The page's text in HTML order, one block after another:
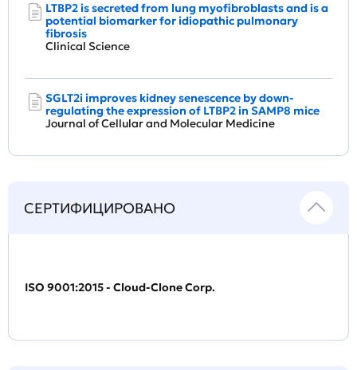
LTBP2 is secreted from lung myofibroblasts and is a
potential biomarker for idiopathic pulmonary
fibrosis
Clinical Science
SGLT2i improves kidney senescence by down‐
regulating the expression of LTBP2 in SAMP8 mice
Journal of Cellular and Molecular Medicine
СЕРТИФИЦИРОВАНО
ISO 9001:2015 - Cloud-Clone Corp.